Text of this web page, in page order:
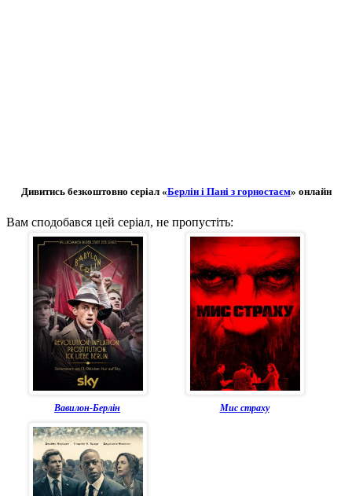
Дивитись безкоштовно серіал «Берлін і Пані з горностаєм» онлайн
Вам сподобався цей серіал, не пропустіть:
Вавилон-Берлін Мис страху